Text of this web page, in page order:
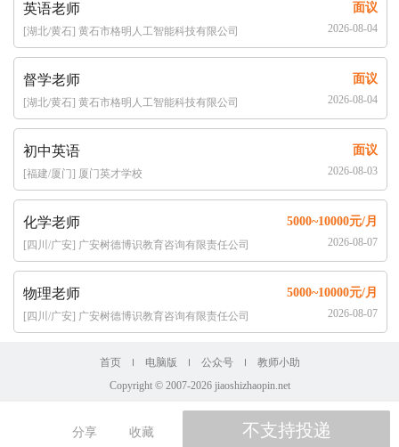
英语老师 面议
[湖北/黄石] 黄石市格明人工智能科技有限公司 2026-08-04
督学老师 面议
[湖北/黄石] 黄石市格明人工智能科技有限公司 2026-08-04
初中英语 面议
[福建/厦门] 厦门英才学校 2026-08-03
化学老师 5000~10000元/月
[四川/广安] 广安树德博识教育咨询有限责任公司 2026-08-07
物理老师 5000~10000元/月
[四川/广安] 广安树德博识教育咨询有限责任公司 2026-08-07
首页 电脑版 公众号
教师小助
Copyright © 2007-2026 jiaoshizhaopin.net
分享 收藏